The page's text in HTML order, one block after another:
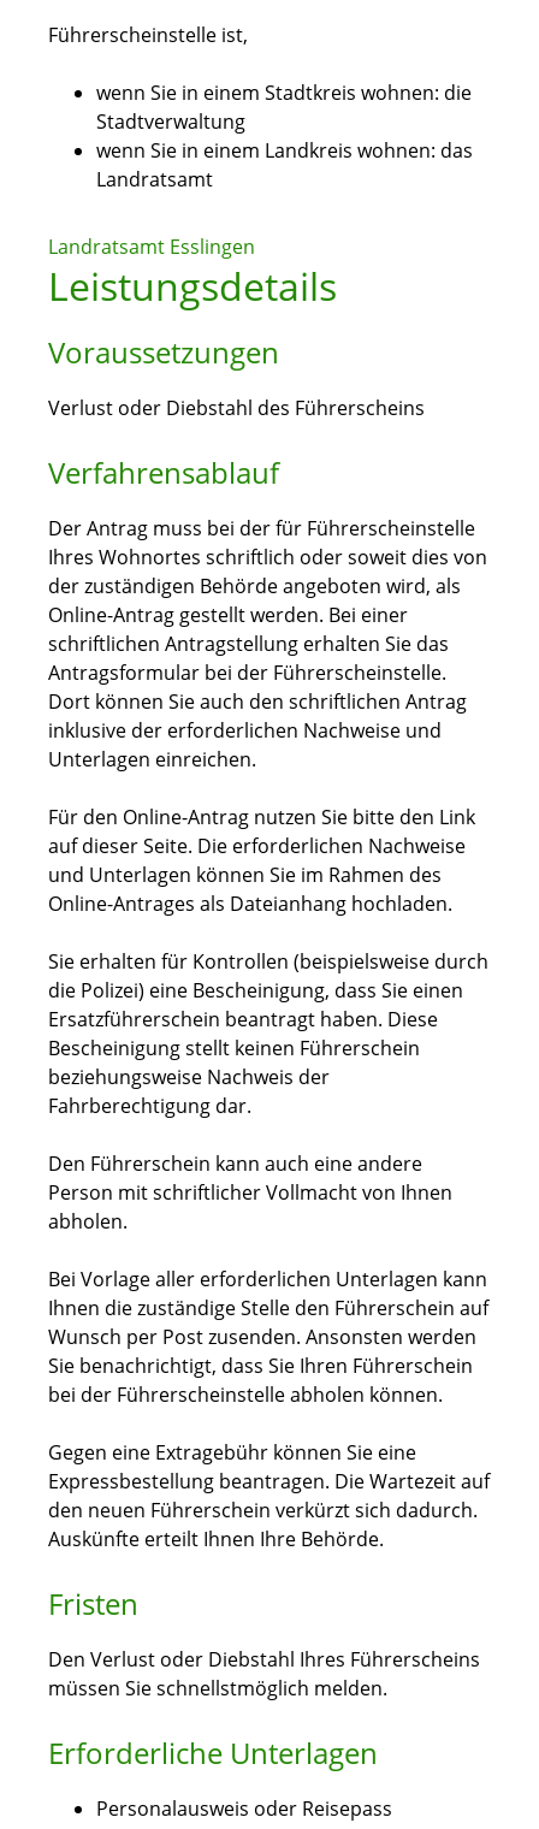
Führerscheinstelle ist,
wenn Sie in einem Stadtkreis wohnen: die
Stadtverwaltung
wenn Sie in einem Landkreis wohnen: das
Landratsamt
Landratsamt Esslingen
Leistungsdetails
Voraussetzungen
Verlust oder Diebstahl des Führerscheins
Verfahrensablauf
Der Antrag muss bei der für Führerscheinstelle
Ihres Wohnortes schriftlich oder soweit dies von
der zuständigen Behörde angeboten wird, als
Online-Antrag gestellt werden. Bei einer
schriftlichen Antragstellung erhalten Sie das
Antragsformular bei der Führerscheinstelle.
Dort können Sie auch den schriftlichen Antrag
inklusive der erforderlichen Nachweise und
Unterlagen einreichen.
Für den Online-Antrag nutzen Sie bitte den Link
auf dieser Seite. Die erforderlichen Nachweise
und Unterlagen können Sie im Rahmen des
Online-Antrages als Dateianhang hochladen.
Sie erhalten für Kontrollen (beispielsweise durch
die Polizei) eine Bescheinigung, dass Sie einen
Ersatzführerschein beantragt haben. Diese
Bescheinigung stellt keinen Führerschein
beziehungsweise Nachweis der
Fahrberechtigung dar.
Den Führerschein kann auch eine andere
Person mit schriftlicher Vollmacht von Ihnen
abholen.
Bei Vorlage aller erforderlichen Unterlagen kann
Ihnen die zuständige Stelle den Führerschein auf
Wunsch per Post zusenden. Ansonsten werden
Sie benachrichtigt, dass Sie Ihren Führerschein
bei der Führerscheinstelle abholen können.
Gegen eine Extragebühr können Sie eine
Expressbestellung beantragen. Die Wartezeit auf
den neuen Führerschein verkürzt sich dadurch.
Auskünfte erteilt Ihnen Ihre Behörde.
Fristen
Den Verlust oder Diebstahl Ihres Führerscheins
müssen Sie schnellstmöglich melden.
Erforderliche Unterlagen
Personalausweis oder Reisepass